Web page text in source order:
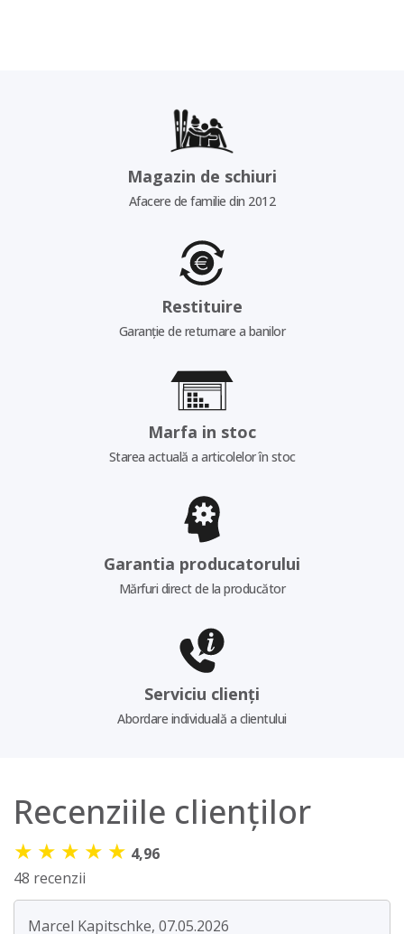
Magazin de schiuri
Afacere de familie din 2012
Restituire
Garanție de returnare a banilor
Marfa in stoc
Starea actuală a articolelor în stoc
Garantia producatorului
Mărfuri direct de la producător
Serviciu clienți
Abordare individuală a clientului
Recenziile clienților
★ ★ ★ ★ ★ 4,96
48 recenzii
Marcel Kapitschke, 07.05.2026